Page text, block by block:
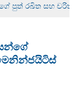
පුත් රඛිත සහ චරිත්